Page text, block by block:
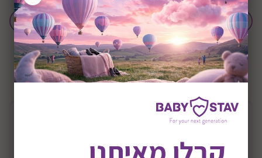
הוסף לחבילת לידה
+0M שיתוף:
תיאור המוצר
מיטה מעוגלת 3ב1 דגם רקפת